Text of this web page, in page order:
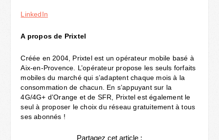
LinkedIn
A propos de Prixtel
Créée en 2004, Prixtel est un opérateur mobile basé à
Aix-en-Provence. L’opérateur propose les seuls forfaits
mobiles du marché qui s’adaptent chaque mois à la
consommation de chacun. En s’appuyant sur la
4G/4G+ d’Orange et de SFR, Prixtel est également le
seul à proposer le choix du réseau gratuitement à tous
ses abonnés !
Partagez cet article :